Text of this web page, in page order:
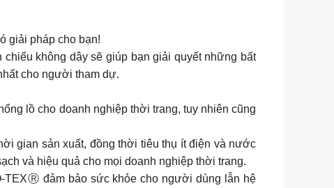
giải pháp cho bạn!
không dây sẽ giúp bạn giải quyết những bất
cho người tham dự.
lồ cho doanh nghiệp thời trang, tuy nhiên cũng
gian sản xuất, đồng thời tiêu thụ ít điện và nước
và hiệu quả cho mọi doanh nghiệp thời trang.
TEXⓇ đảm bảo sức khỏe cho người dùng lẫn hệ